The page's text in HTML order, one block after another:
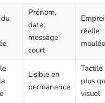
Prénom,
date,
message
court
réelle
moulée
Lisible en
permanence
Tactile
plus
visuel